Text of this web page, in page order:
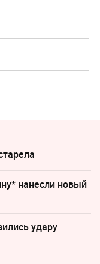
нанесли новый
удару